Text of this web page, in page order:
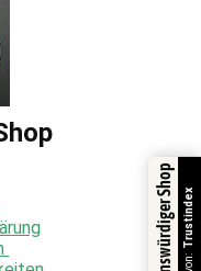
Trustindex